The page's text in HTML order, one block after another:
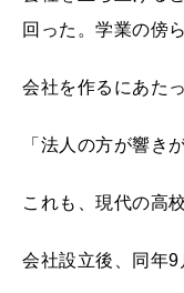
回った。学業の傍
会社を作るにあた
「法人の方が響き
これも、現代の高
会社設立後、同年